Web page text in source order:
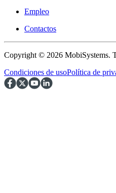
Empleo
Contactos
Copyright © 2026 MobiSystems.
Condiciones de usoPolítica de